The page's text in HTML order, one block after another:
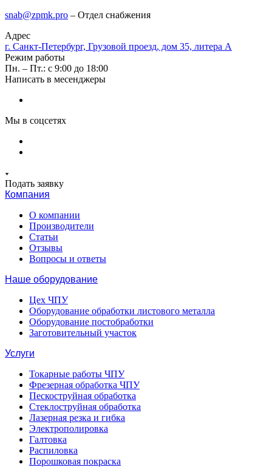
snab@zpmk.pro – Отдел снабжения
Адрес
г. Санкт-Петербург, Грузовой проезд, дом 35, литера А
Режим работы
Пн. – Пт.: с 9:00 до 18:00
Написать в месенджеры
Мы в соцсетях
Подать заявку
Компания
О компании
Производители
Статьи
Отзывы
Вопросы и ответы
Наше оборудование
Цех ЧПУ
Оборудование обработки листового металла
Оборудование постобработки
Заготовительный участок
Услуги
Токарные работы ЧПУ
Фрезерная обработка ЧПУ
Пескоструйная обработка
Стеклоструйная обработка
Лазерная резка и гибка
Электрополировка
Галтовка
Распиловка
Порошковая покраска